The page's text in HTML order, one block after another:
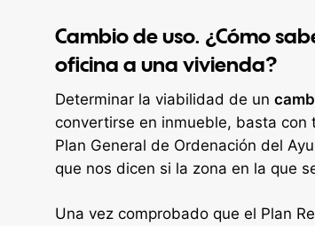
Cambio de uso. ¿Cómo
oficina a una vivienda?
Determinar la viabilidad de un
convertirse en inmueble, basta con
Plan General de Ordenación del
que nos dicen si la zona en la que
Una vez comprobado que el Plan